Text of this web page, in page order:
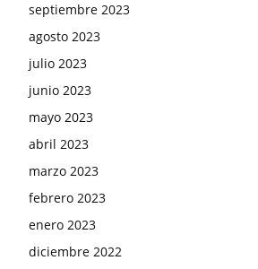
septiembre 2023
agosto 2023
julio 2023
junio 2023
mayo 2023
abril 2023
marzo 2023
febrero 2023
enero 2023
diciembre 2022